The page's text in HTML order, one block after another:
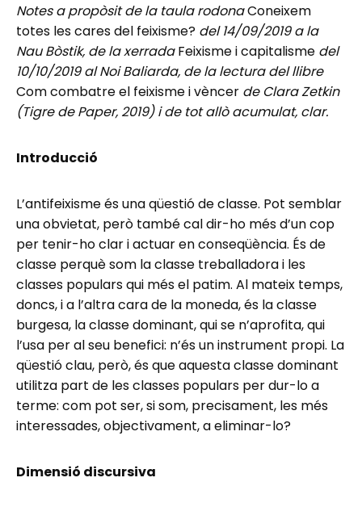
Notes a propòsit de la taula rodonaConeixem
totes les cares del feixisme? del 14/09/2019 a la
Nau Bòstik, de la xerradaFeixisme i capitalisme del
10/10/2019 al Noi Baliarda, de la lectura del llibre
Com combatre el feixisme i vèncer de Clara Zetkin
(Tigre de Paper, 2019) i de tot allò acumulat, clar.
Introducció
L’antifeixisme és una qüestió de classe. Pot semblar
una obvietat, però també cal dir-ho més d’un cop
per tenir-ho clar i actuar en conseqüència. És de
classe perquè som la classe treballadora i les
classes populars qui més el patim. Al mateix temps,
doncs, i a l’altra cara de la moneda, és la classe
burgesa, la classe dominant, qui se n’aprofita, qui
l’usa per al seu benefici: n’és un instrument propi. La
qüestió clau, però, és que aquesta classe dominant
utilitza part de les classes populars per dur-lo a
terme: com pot ser, si som, precisament, les més
interessades, objectivament, a eliminar-lo?
Dimensió discursiva